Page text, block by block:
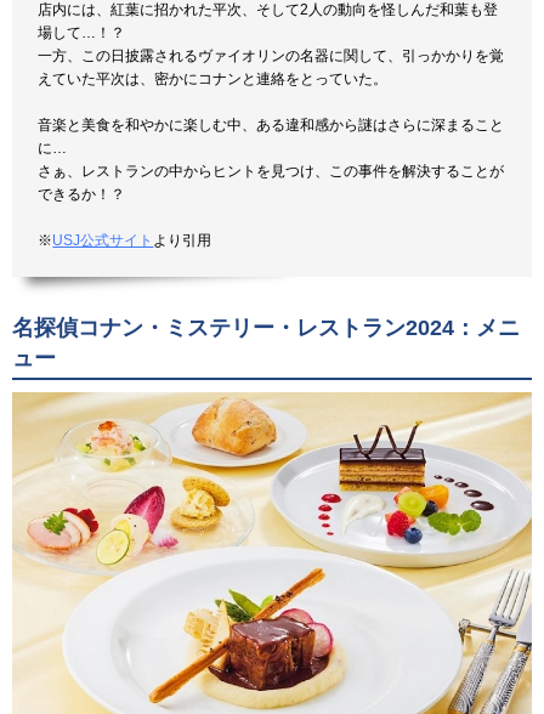
店内には、紅葉に招かれた平次、そして2人の動向を怪しんだ和葉も登
場して…！？
一方、この日披露されるヴァイオリンの名器に関して、引っかかりを覚
えていた平次は、密かにコナンと連絡をとっていた。
音楽と美食を和やかに楽しむ中、ある違和感から謎はさらに深まること
に…
さぁ、レストランの中からヒントを見つけ、この事件を解決することが
できるか！？
※USJ公式サイト より引用
名探偵コナン・ミステリー・レストラン2024：メニ
ュー